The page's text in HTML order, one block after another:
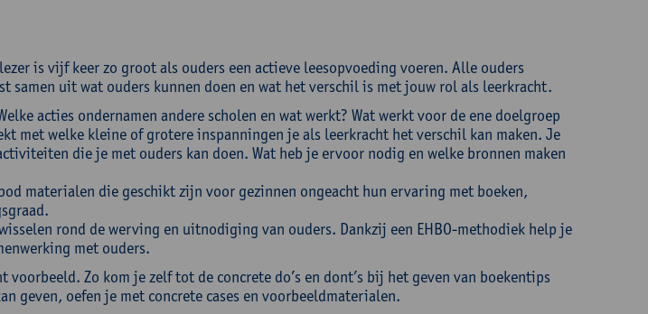
is vijf keer zo groot als ouders een actieve leesopvoeding voeren. Alle ouders
samen uit wat ouders kunnen doen en wat het verschil is met jouw rol als leerkracht.
acties ondernamen andere scholen en wat werkt? Wat werkt voor de ene doelgroep
met welke kleine of grotere inspanningen je als leerkracht het verschil kan maken. Je
die je met ouders kan doen. Wat heb je ervoor nodig en welke bronnen maken
materialen die geschikt zijn voor gezinnen ongeacht hun ervaring met boeken,
rond de werving en uitnodiging van ouders. Dankzij een EHBO-methodiek help je
met ouders.
voorbeeld. Zo kom je zelf tot de concrete do’s en dont’s bij het geven van boekentips
geven, oefen je met concrete cases en voorbeeldmaterialen.